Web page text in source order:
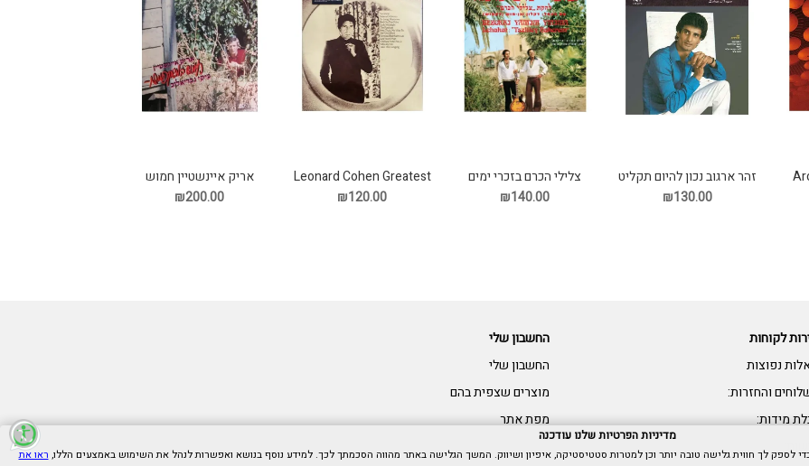
זהר ארגוב נכון להיום תקליט
₪130.00
צלילי הכרם בזכרי ימים
ימימה תקליט
₪140.00
Leonard Cohen Greatest
Hits תקליט
₪120.00
אריק איינשטיין חמוש
במשקפיים תקליט
₪200.00
לקוחות
נפוצות
והחזרות:
מידות:
החשבון שלי
החשבון שלי
מוצרים שצפית בהם
מפת אתר
מדיניות הפרטיות שלנו עודכנה
ראו את